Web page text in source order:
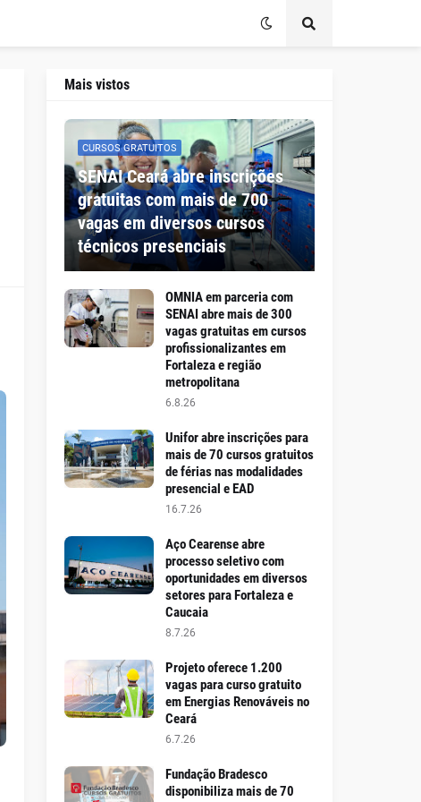
Mais vistos
CURSOS GRATUITOS
SENAI Ceará abre inscrições
gratuitas com mais de 700
vagas em diversos cursos
técnicos presenciais
OMNIA em parceria com
SENAI abre mais de 300
vagas gratuitas em cursos
profissionalizantes em
Fortaleza e região
metropolitana
6.8.26
Unifor abre inscrições para
mais de 70 cursos gratuitos
de férias nas modalidades
presencial e EAD
16.7.26
Aço Cearense abre
processo seletivo com
oportunidades em diversos
setores para Fortaleza e
Caucaia
8.7.26
Projeto oferece 1.200
vagas para curso gratuito
em Energias Renováveis no
Ceará
6.7.26
Fundação Bradesco
disponibiliza mais de 70